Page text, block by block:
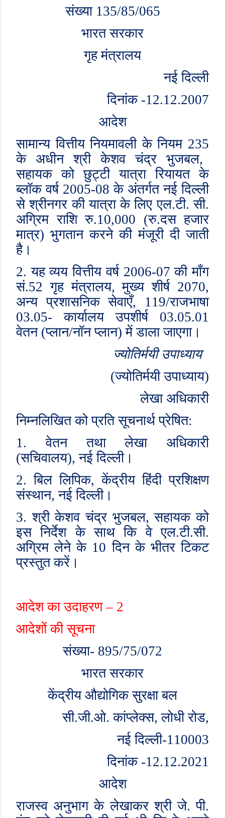
संख्या 135/85/065
भारत सरकार
गृह मंत्रालय
नई दिल्ली
दिनांक -12.12.2007
आदेश
सामान्य वित्तीय नियमावली के नियम 235
के अधीन श्री केशव चंद्र भुजबल,
सहायक को छुट्टी यात्रा रियायत के
ब्लॉक वर्ष 2005-08 के अंतर्गत नई दिल्ली
से श्रीनगर की यात्रा के लिए एल.टी. सी.
अग्रिम राशि रु.10,000 (रु.दस हजार
मात्र) भुगतान करने की मंजूरी दी जाती
है।
2.यह व्यय वित्तीय वर्ष 2006-07 की माँग
सं.52 गृह मंत्रालय,मुख्य शीर्ष 2070,
अन्य प्रशासनिक सेवाएँ, 119/राजभाषा
03.05-कार्यालय उपशीर्ष 03.05.01
वेतन (प्लान/नॉन प्लान) में डाला जाएगा।
ज्योतिर्मयी उपाध्याय
(ज्योतिर्मयी उपाध्याय)
लेखा अधिकारी
निम्नलिखित को प्रति सूचनार्थ प्रेषित:
1.वेतन तथा लेखा अधिकारी
(सचिवालय),नई दिल्ली।
2.बिल लिपिक,केंद्रीय हिंदी प्रशिक्षण
संस्थान,नई दिल्ली।
3.श्री केशव चंद्र भुजबल, सहायक को
इस निर्देश के साथ कि वे एल.टी.सी.
अग्रिम लेने के 10 दिन के भीतर टिकट
प्रस्तुत करें।
आदेश का उदाहरण – 2
आदेशों की सूचना
संख्या- 895/75/072
भारत सरकार
केंद्रीय औद्योगिक सुरक्षा बल
सी.जी.ओ. कांप्लेक्स,लोधी रोड,
नई दिल्ली-110003
दिनांक -12.12.2021
आदेश
राजस्व अनुभाग के लेखाकर श्री जे. पी.